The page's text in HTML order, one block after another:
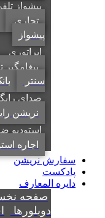
پیشواز تلفن
تجاری
پیشواز
اپراتوری
پیغامگیر تلفن
سنتر
بانک ها
صدای رایگان
نریشن رایگان
استودیو ضبط
اجاره استودیو
سفارش نریشن
پادکست
دایره المعارف
صفحه نخست
دوبلورها